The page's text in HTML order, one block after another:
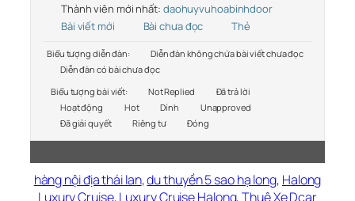
Thành viên mới nhất: daohuyvuhoabinhdoor
Bài viết mới
Bài chưa đọc Thẻ
Biểu tượng diễn đàn:
Diễn đàn không chứa bài viết chưa đọc
Diễn đàn có bài chưa đọc
Biểu tượng bài viết:
Not Replied
Đã trả lời
Hoạt động
Hot Dính
Unapproved
Đã giải quyết
Riêng tư Đóng
hàng nội địa thái lan,du thuyền 5 sao hạ long, Halong
Luxury Cruise, Luxury Cruise Halong,Thuê Xe Dcar